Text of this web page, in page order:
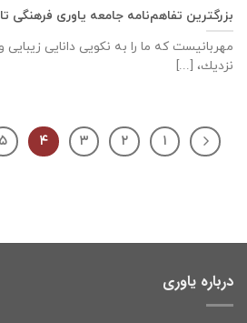
بزرگترین تفاهم‌نامه جامعه یاوری فرهنگی
مهربانيست كه ما را به نكويی دانايی
نزديك، [...]
۱ ۲ ۳ ۴ ۵
درباره یاوری